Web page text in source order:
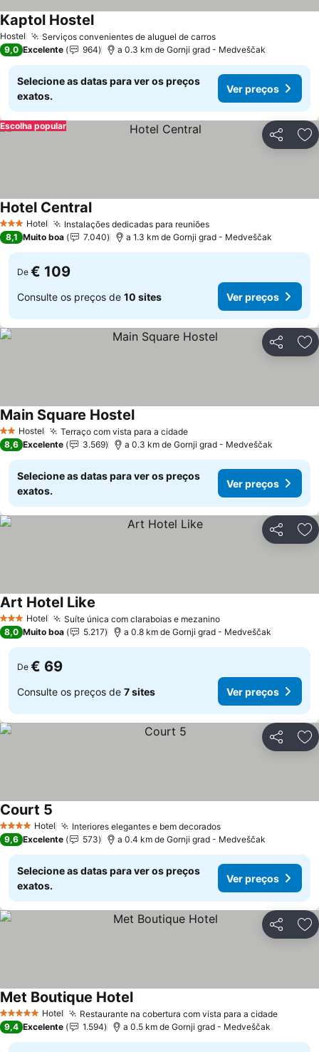
Hostel Serviços convenientes de aluguel de carros
Kaptol Hostel
9,0 Excelente 964 a 0.3 km de Gornji grad - Medveščak
Selecione as datas para ver os preços
exatos.
Ver preços
Partilhar
Escolha popular
3 EstrelasHotel Instalações dedicadas para reuniões
Hotel Central
8,1 Muito boa 7.040 a 1.3 km de Gornji grad - Medveščak
De € 109
Consulte os preços de 10 sites Ver preços
Partilhar
2 Estrelas
Hostel Terraço com vista para a cidade
Main Square Hostel
8,6 Excelente 3.569 a 0.3 km de Gornji grad - Medveščak
Selecione as datas para ver os preços
exatos.
Ver preços
Partilhar
3 EstrelasHotel Suíte única com claraboias e mezanino
Art Hotel Like
8,0 Muito boa 5.217 a 0.8 km de Gornji grad - Medveščak
De € 69
Consulte os preços de 7 sites Ver preços
Partilhar
4 EstrelasHotel Interiores elegantes e bem decorados
Court 5
9,6 Excelente 573 a 0.4 km de Gornji grad - Medveščak
Selecione as datas para ver os preços
exatos.
Ver preços
Partilhar
5 Estrelas Hotel Restaurante na cobertura com vista para a cidade
Met Boutique Hotel
9,4 Excelente 1.594 a 0.5 km de Gornji grad - Medveščak